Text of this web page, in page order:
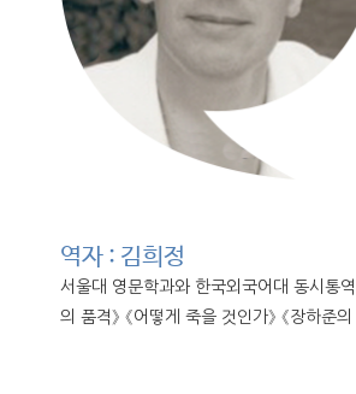
역자 : 김희정
서울대 영문학과와 한국외국어대 동시통
의 품격》 《어떻게 죽을 것인가》 《장하준